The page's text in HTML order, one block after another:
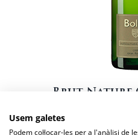
Brut Nature
Usem galetes
Podem col·locar-les per a l'anàlisi de